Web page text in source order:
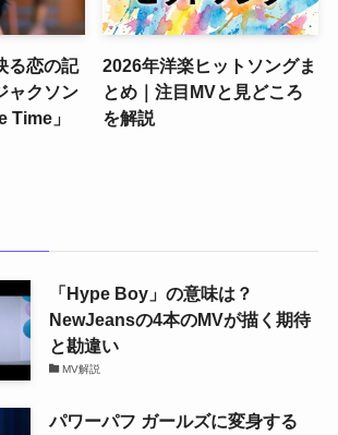
る恋の記
ャクソン
Time」
2026年洋楽ヒットソングま
とめ｜注目MVと見どころ
を解説
「Hype Boy」の意味は？
NewJeansの4本のMVが描く期待
と勘違い
MV解説
パワーパフ ガールズに変身する